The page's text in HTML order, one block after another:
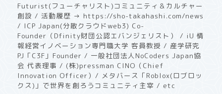
Futurist(フューチャリスト)コミュニティ＆カルチャー
創設 / 活動履歴 → https://sho-takahashi.com/news
/ ICP Japan(分散クラウドweb3) Co-
Founder（Dfinity財団公認エバンジェリスト） / iU 情
報経営イノベーション専門職大学 客員教授 / ​産学研究
PJ「C3F」Founder / 一般社団法人NoCoders Japan協
会 代表理事 / (株)pressman CINO（Chief
Innovation Officer）/ メタバース「Roblox(ロブロッ
クス)」で世界を創ろうコミュニティ主宰 / etc